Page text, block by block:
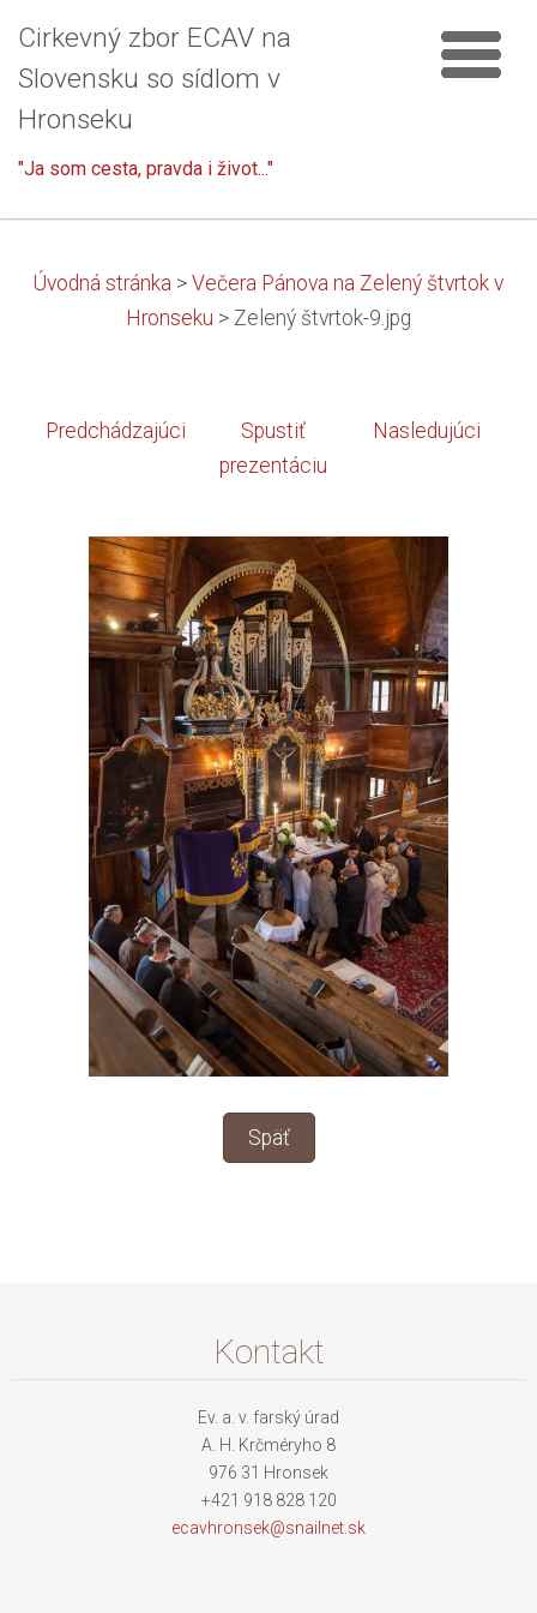
Cirkevný zbor ECAV na
Slovensku so sídlom v
Hronseku
"Ja som cesta, pravda i život..."
Úvodná stránka > Večera Pánova na Zelený štvrtok v
Hronseku > Zelený štvrtok-9.jpg
Predchádzajúci
Spustiť
prezentáciu
Nasledujúci
Späť
Kontakt
Ev. a. v. farský úrad
A. H. Krčméryho 8
976 31 Hronsek
+421 918 828 120
ecavhronsek@snai lnet.sk